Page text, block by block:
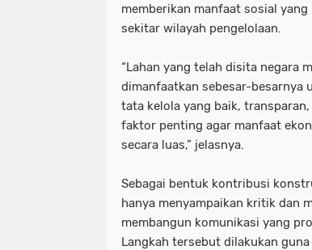
memberikan manfaat sosial
sekitar wilayah pengelolaan.
“Lahan yang telah disita negara
dimanfaatkan sebesar-besarnya
tata kelola yang baik,
faktor penting agar manfaat
secara luas,” jelasnya.
Sebagai bentuk kontribusi
hanya menyampaikan kritik dan
membangun komunikasi yang
Langkah tersebut dilakukan